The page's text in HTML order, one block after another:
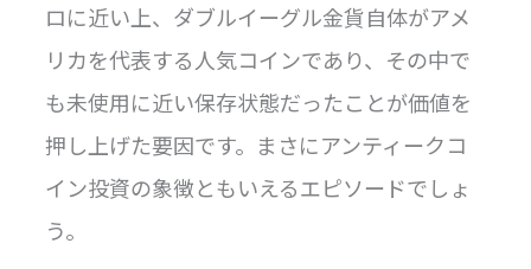
ロに近い上、ダブルイーグル金貨自体がアメ
リカを代表する人気コインであり、その中で
も未使用に近い保存状態だったことが価値を
押し上げた要因です。まさにアンティークコ
イン投資の象徴ともいえるエピソードでしょ
う。